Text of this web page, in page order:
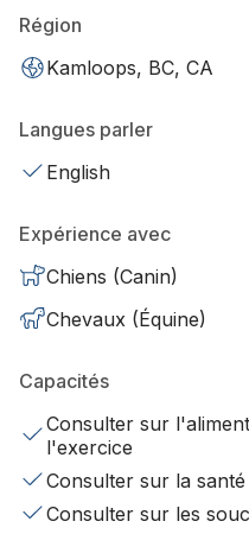
Région
Kamloops, BC, CA
Langues parler
English
Expérience avec
Chiens (Canin)
Chevaux (Équine)
Capacités
Consulter sur
l'exercice
Consulter sur la
Consulter sur les